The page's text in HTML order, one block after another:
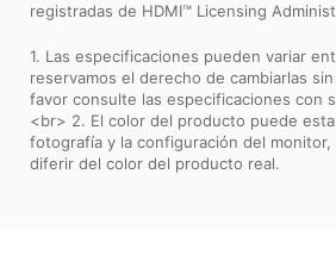
registradas de HDMI™ Licensing
1. Las especificaciones pueden variar
reservamos el derecho de cambiarlas
favor consulte las especificaciones con
<br> 2. El color del producto puede
fotografía y la configuración del
diferir del color del producto real.